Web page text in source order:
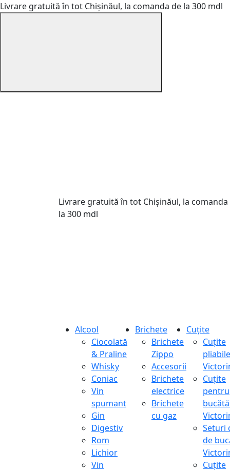
Livrare gratuită în tot Chișinăul, la comanda de la 300 mdl
Livrare gratuită în tot Chișinăul, la comanda
la 300 mdl
Alcool
Ciocolată
& Praline
Whisky
Coniac
Vin
spumant
Gin
Digestiv
Rom
Lichior
Vin
Brichete
Brichete
Zippo
Accesorii
Brichete
electrice
Brichete
cu gaz
Cuțite
Cuțite
pliabile
Cuțite
pentru
Seturi
de
Cuțite